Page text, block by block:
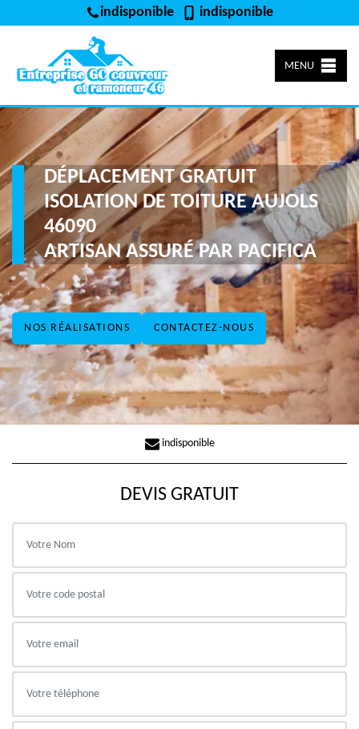
indisponible indisponible
MENU
NOS RÉALISATIONS CONTACTEZ-NOUS
DÉPLACEMENT GRATUIT
ISOLATION DE TOITURE AUJOLS
46090
ARTISAN ASSURÉ PAR PACIFICA
indisponible
DEVIS GRATUIT